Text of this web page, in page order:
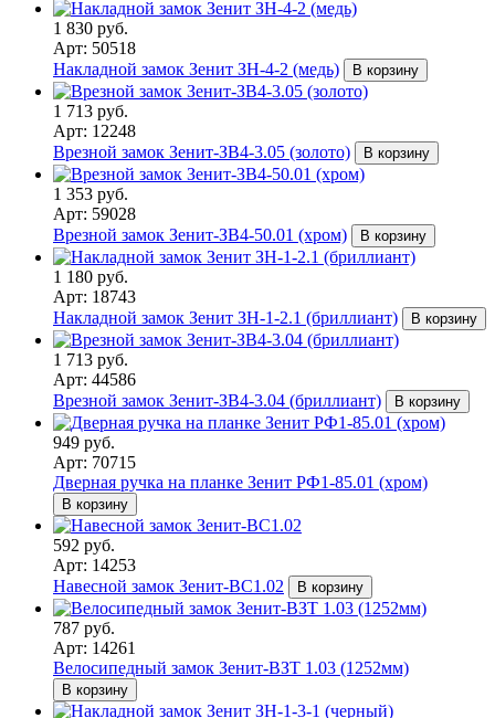
1 830 руб.
Арт: 50518
Накладной замок Зенит ЗН-4-2 (медь)
В корзину
1 713 руб.
Арт: 12248
Врезной замок Зенит-ЗВ4-3.05 (золото)
В корзину
1 353 руб.
Арт: 59028
Врезной замок Зенит-ЗВ4-50.01 (хром)
В корзину
1 180 руб.
Арт: 18743
Накладной замок Зенит ЗН-1-2.1 (бриллиант)
В корзину
1 713 руб.
Арт: 44586
Врезной замок Зенит-ЗВ4-3.04 (бриллиант)
В корзину
949 руб.
Арт: 70715
Дверная ручка на планке Зенит РФ1-85.01 (хром)
В корзину
592 руб.
Арт: 14253
Навесной замок Зенит-ВС1.02
В корзину
787 руб.
Арт: 14261
Велосипедный замок Зенит-ВЗТ 1.03 (1252мм)
В корзину